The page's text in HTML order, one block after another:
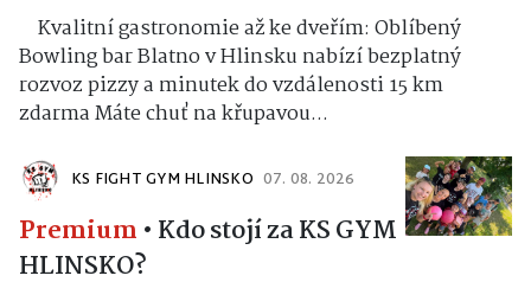
Kvalitní gastronomie až ke dveřím: Oblíbený
Bowling bar Blatno v Hlinsku nabízí bezplatný
rozvoz pizzy a minutek do vzdálenosti 15 km
zdarma Máte chuť na křupavou...
KS FIGHT GYM HLINSKO 07. 08. 2026
Premium • Kdo stojí za KS GYM
HLINSKO?